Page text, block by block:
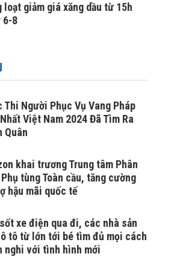
loạt giảm giá xăng dầu từ 15h
6-8
Thi Người Phục Vụ Vang Pháp
Việt Nam 2024 Đã Tìm Ra
Quân
khai trương Trung tâm Phân
tùng Toàn cầu, tăng cường
hậu mãi quốc tế
xe điện qua đi, các nhà sản
tô từ lớn tới bé tìm đủ mọi cách
nghi với tình hình mới